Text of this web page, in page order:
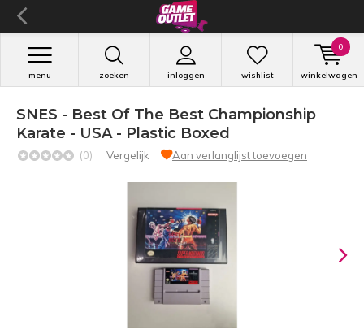
zoeken inloggen
menu wishlist winkelwagen
0
SNES - Best Of The Best Championship
Karate - USA - Plastic Boxed
(0) Vergelijk Aan verlanglijst toevoegen